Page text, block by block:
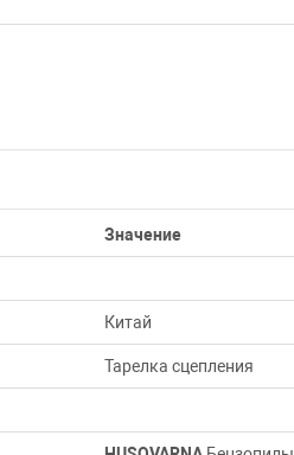
Значение
Китай
Тарелка сцепления